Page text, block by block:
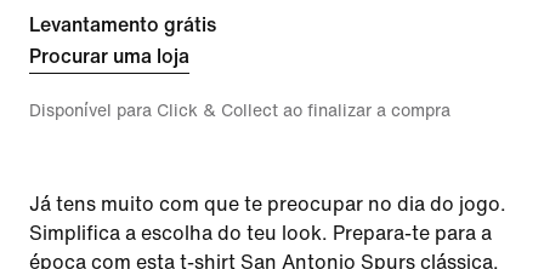
Levantamento grátis
Procurar uma loja
Disponível para Click & Collect ao finalizar a compra
Já tens muito com que te preocupar no dia do jogo.
Simplifica a escolha do teu look. Prepara-te para a
época com esta t-shirt San Antonio Spurs clássica.